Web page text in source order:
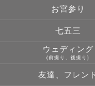
お宮参り
七五三
ウェディング
(前撮り、後撮り)
友達、フレン